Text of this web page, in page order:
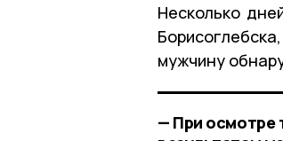
Несколько
мужчину
— При осмотре